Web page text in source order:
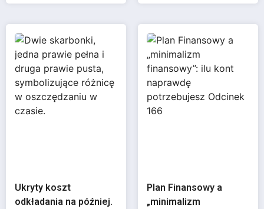
Ukryty koszt
odkładania na później.
Plan Finansowy a
„minimalizm